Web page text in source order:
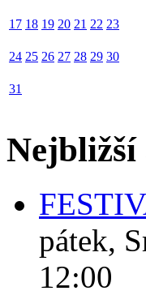
17 18 19 20 21 22 23
24 25 26 27 28 29 30
31
Nejbližší
pátek,
12:00